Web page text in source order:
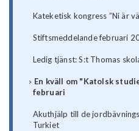
Kateketisk kongress ”Ni är
Stiftsmeddelande februari
Ledig tjänst: S:t Thomas
En kväll om "Katolsk
februari
Akuthjälp till de
Turkiet